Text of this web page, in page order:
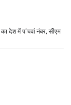
देश में पांचवां नंबर, सीएम